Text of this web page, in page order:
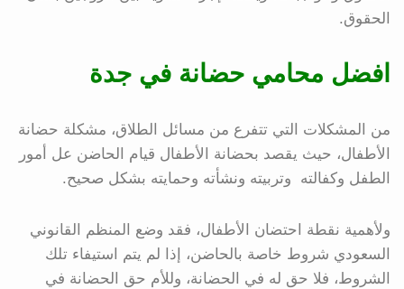
الحقوق.
افضل محامي حضانة في جدة
من المشكلات التي تتفرع من مسائل الطلاق، مشكلة حضانة
الأطفال، حيث يقصد بحضانة الأطفال قيام الحاضن عل أمور
الطفل وكفالته وتربيته ونشأته وحمايته بشكل صحيح.
ولأهمية نقطة احتضان الأطفال، فقد وضع المنظم القانوني
السعودي شروط خاصة بالحاضن، إذا لم يتم استيفاء تلك
الشروط، فلا حق له في الحضانة، وللأم حق الحضانة في